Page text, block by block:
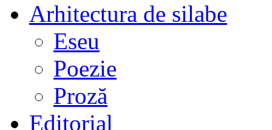
Arhitectura de silabe
Eseu
Poezie
Proză
Editorial